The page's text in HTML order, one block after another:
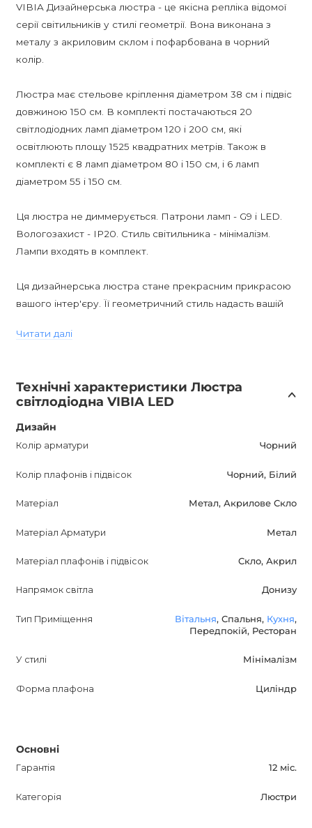
VIBIA Дизайнерська люстра - це якісна репліка відомої
серії світильників у стилі геометрії. Вона виконана з
металу з акриловим склом і пофарбована в чорний
колір.
Люстра має стельове кріплення діаметром 38 см і підвіс
довжиною 150 см. В комплекті постачаються 20
світлодіодних ламп діаметром 120 і 200 см, які
освітлюють площу 1525 квадратних метрів. Також в
комплекті є 8 ламп діаметром 80 і 150 см, і 6 ламп
діаметром 55 і 150 см.
Ця люстра не диммерується. Патрони ламп - G9 і LED.
Вологозахист - IP20. Стиль світильника - мінімалізм.
Лампи входять в комплект.
Ця дизайнерська люстра стане прекрасним прикрасою
вашого інтер'єру. Її геометричний стиль надасть вашій
світлодіодним лампам, ви зможете насолоджуватися
Ціна вказана за 2-ламповий підвіс на стельовій планці.
Зверніться до наших менеджерів, щоб розрахувати
потрібну вам конфігурацію і зробити замовлення.
Насолоджуйтесь красою і функціональністю цієї
Читати далі
Технічні характеристики Люстра
світлодіодна VIBIA LED
Дизайн
Колір арматури Чорний
Колір плафонів і підвісок Чорний, Білий
Матеріал Метал, Акрилове Скло
Матеріал Арматури Метал
Матеріал плафонів і підвісок Скло, Акрил
Напрямок світла Донизу
Тип Приміщення Вітальня, Спальня, Кухня,
Передпокій, Ресторан
У стилі Мінімалізм
Форма плафона Циліндр
Основні
Гарантія 12 міс.
Категорія Люстри